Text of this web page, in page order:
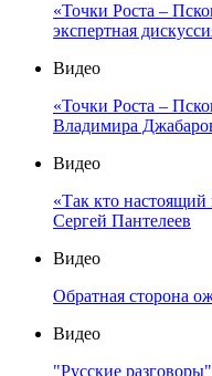
«Точки Роста –
экспертная
Видео
«Точки Роста –
Владимира
Видео
«Так кто
Сергей Пантелеев
Видео
Обратная сторона
Видео
"Русские